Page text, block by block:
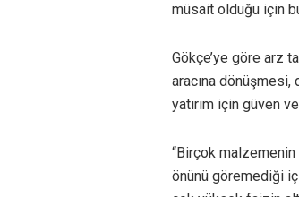
müsait olduğu için
Gökçe’ye göre arz
aracına
yatırım için güven
“Birçok
önünü göremediği